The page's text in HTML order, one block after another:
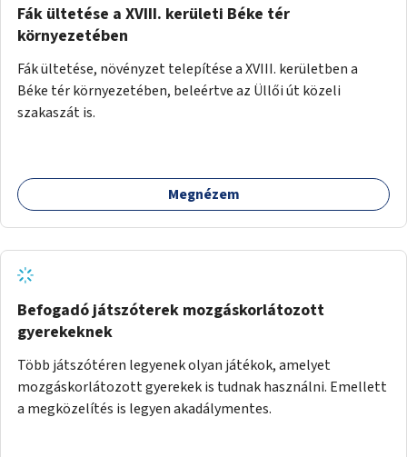
Fák ültetése a XVIII. kerületi Béke tér
környezetében
Fák ültetése, növényzet telepítése a XVIII. kerületben a
Béke tér környezetében, beleértve az Üllői út közeli
szakaszát is.
Megnézem
Befogadó játszóterek mozgáskorlátozott
gyerekeknek
Több játszótéren legyenek olyan játékok, amelyet
mozgáskorlátozott gyerekek is tudnak használni. Emellett
a megközelítés is legyen akadálymentes.